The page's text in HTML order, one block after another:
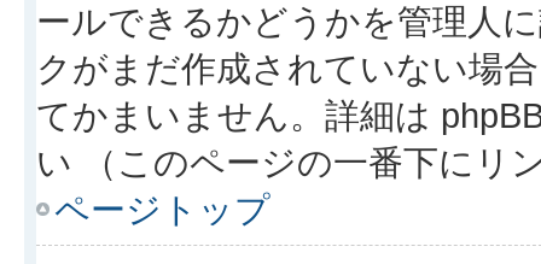
ールできるかどうかを管理人
クがまだ作成されていない場
てかまいません。詳細は
い （このページの一番下にリ
ページトップ